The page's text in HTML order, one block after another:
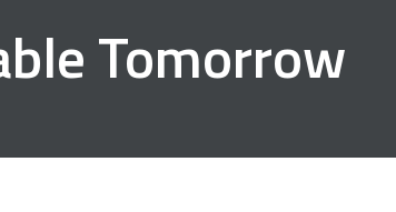
Tomorrow